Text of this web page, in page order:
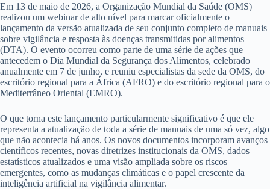
Em 13 de maio de 2026, a Organização Mundial da Saúde (OMS)
realizou um webinar de alto nível para marcar oficialmente o
lançamento da versão atualizada de seu conjunto completo de manuais
sobre vigilância e resposta às doenças transmitidas por alimentos
(DTA). O evento ocorreu como parte de uma série de ações que
antecedem o Dia Mundial da Segurança dos Alimentos, celebrado
anualmente em 7 de junho, e reuniu especialistas da sede da OMS, do
escritório regional para a África (AFRO) e do escritório regional para o
Mediterrâneo Oriental (EMRO).
O que torna este lançamento particularmente significativo é que ele
representa a atualização de toda a série de manuais de uma só vez, algo
que não acontecia há anos. Os novos documentos incorporam avanços
científicos recentes, novas diretrizes institucionais da OMS, dados
estatísticos atualizados e uma visão ampliada sobre os riscos
emergentes, como as mudanças climáticas e o papel crescente da
inteligência artificial na vigilância alimentar.